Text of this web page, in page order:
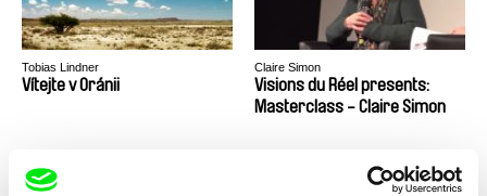
Tobias Lindner
Vítejte v Oránii
Claire Simon
Visions du Réel presents:
Masterclass - Claire Simon